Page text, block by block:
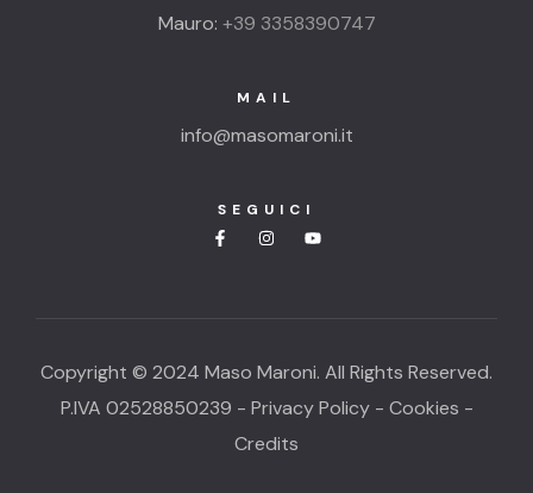
Mauro: +39 3358390747
MAIL
info@masomaroni.it
SEGUICI
Copyright © 2024 Maso Maroni. All Rights Reserved.
P.IVA 02528850239 - Privacy Policy- Cookies -
Credits